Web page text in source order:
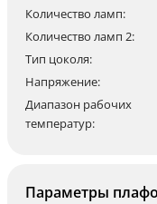
Количество ламп:
Количество ламп 2:
Тип цоколя:
Напряжение:
Диапазон рабочих
температур:
Параметры